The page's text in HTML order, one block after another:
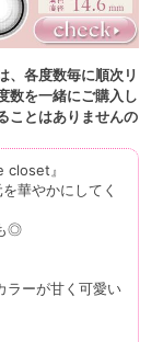
、各度数毎に順次リ
数を一緒にご購入し
ことはありませんの
closet』
華やかにしてく
◎
ラーが甘く可愛い